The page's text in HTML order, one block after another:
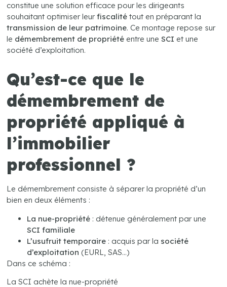
constitue une solution efficace pour les dirigeants
souhaitant optimiser leurfiscalité tout en préparant la
transmission de leur patrimoine. Ce montage repose sur
le démembrement de propriété entre uneSCI et une
société d’exploitation.
Qu’est-ce que le
démembrement de
propriété appliqué à
l’immobilier
professionnel ?
Le démembrement consiste à séparer la propriété d’un
bien en deux éléments :
La nue-propriété : détenue généralement par une
SCI familiale
L’usufruit temporaire : acquis par la société
d’exploitation (EURL, SAS…)
Dans ce schéma :
La SCI achète la nue-propriété